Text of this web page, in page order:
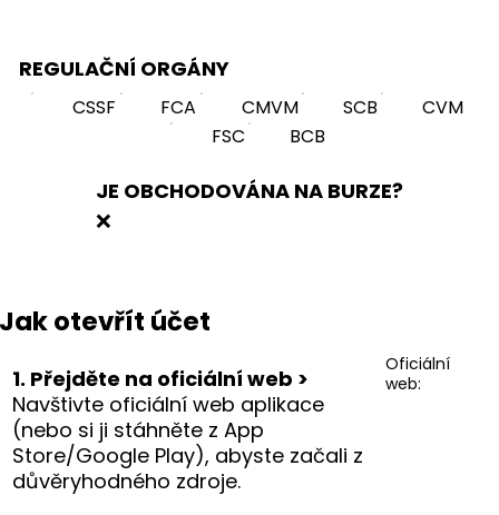
REGULAČNÍ ORGÁNY
CSSF FCA CMVM SCB
CVM
FSC
BCB
JE OBCHODOVÁNA NA BURZE?
❌
Jak otevřít účet
1. Přejděte na oficiální web >
Navštivte oficiální web aplikace
(nebo si ji stáhněte z App
Store/Google Play), abyste začali z
důvěryhodného zdroje.
Oficiální
web: